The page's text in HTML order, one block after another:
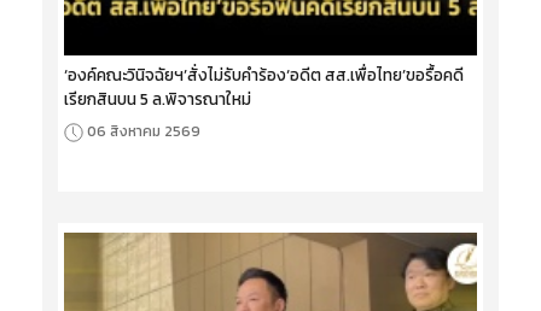
‘องค์คณะวินิจฉัยฯ’สั่งไม่รับคำร้อง‘อดีต สส.เพื่อไทย’ขอรื้อคดี
เรียกสินบน 5 ล.พิจารณาใหม่
06 สิงหาคม 2569